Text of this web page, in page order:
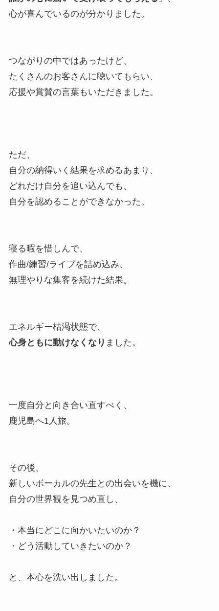
心が喜んでいるのが分かりました。
つながりの中ではあったけど、
たくさんのお客さんに聴いてもらい、
応援や賞賛の言葉もいただきました。
ただ、
自分の納得いく結果を求めるあまり、
どれだけ自分を追い込んでも、
自分を認めることができなかった。
寝る暇を惜しんで、
作曲/練習/ライブを詰め込み、
無理やりな集客を続けた結果。
エネルギー枯渇状態で、
心身ともに動けなくなり ました。
一度自分と向き合い直すべく、
鹿児島へ1人旅。
その後、
新しいボーカルの先生との出会いを機に、
自分の世界観を見つめ直し、
・本当にどこに向かいたいのか？
・どう活動していきたいのか？
と、本心を洗い出しました。